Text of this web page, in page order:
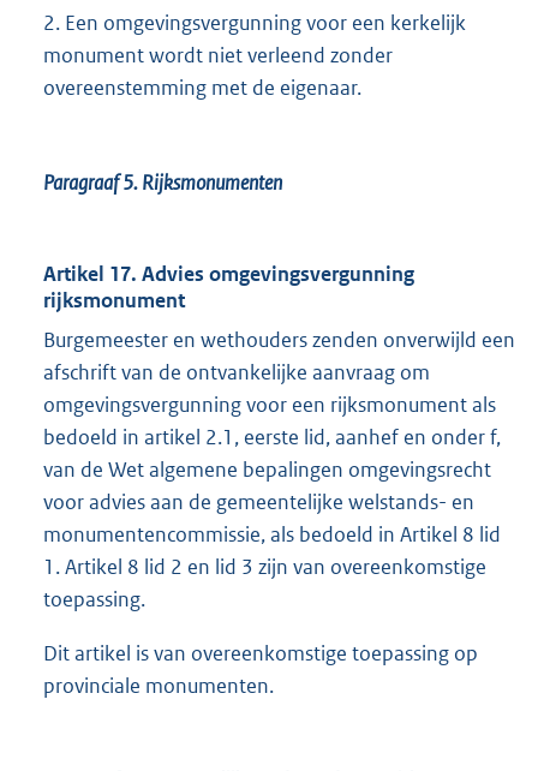
2. Een omgevingsvergunning voor een kerkelijk
monument wordt niet verleend zonder
overeenstemming met de eigenaar.
Paragraaf 5.Rijksmonumenten
Artikel 17. Advies omgevingsvergunning
rijksmonument
Burgemeester en wethouders zenden onverwijld een
afschrift van de ontvankelijke aanvraag om
omgevingsvergunning voor een rijksmonument als
bedoeld in artikel 2.1, eerste lid, aanhef en onder f,
van de Wet algemene bepalingen omgevingsrecht
voor advies aan de gemeentelijke welstands- en
monumentencommissie, als bedoeld in Artikel 8 lid
1. Artikel 8 lid 2 en lid 3 zijn van overeenkomstige
toepassing.
Dit artikel is van overeenkomstige toepassing op
provinciale monumenten.